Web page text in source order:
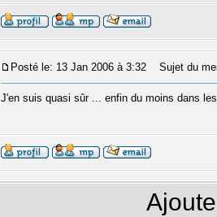
Posté le: 13 Jan 2006 à 3:32 Sujet du
J'en suis quasi sûr ... enfin du moins dans